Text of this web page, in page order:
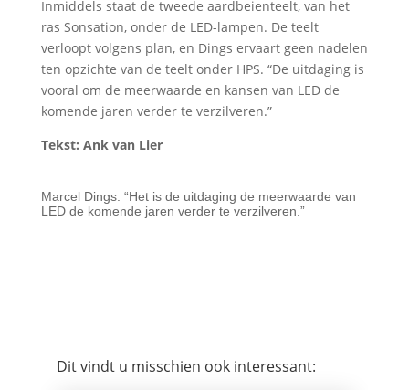
Inmiddels staat de tweede aardbeienteelt, van het
ras Sonsation, onder de LED-lampen. De teelt
verloopt volgens plan, en Dings ervaart geen nadelen
ten opzichte van de teelt onder HPS. “De uitdaging is
vooral om de meerwaarde en kansen van LED de
komende jaren verder te verzilveren.”
Tekst: Ank van Lier
Belichte Hollandse aardbeien zijn volgens Marcel Dings
in de wintermaanden een ‘lokkertje’ in het winkelschap.
Dit vindt u misschien ook interessant: